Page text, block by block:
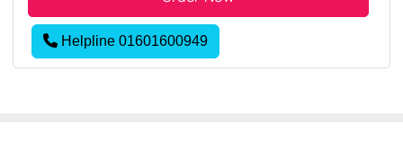
Helpline 01601600949